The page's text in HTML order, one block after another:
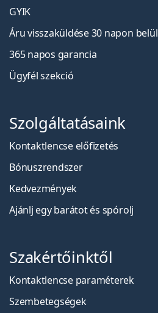
GYIK
Áru visszaküldése 30 napon belül
365 napos garancia
Ügyfél szekció
Szolgáltatásaink
Kontaktlencse előfizetés
Bónuszrendszer
Kedvezmények
Ajánlj egy barátot és spórolj
Szakértőinktől
Kontaktlencse paraméterek
Szembetegségek